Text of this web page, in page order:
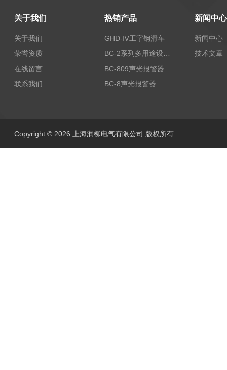
关于我们
关于我们
荣誉资质
在线留言
联系我们
热销产品
GHD-Ⅳ工字钢滑车
BC-809声光报警器
BC-8声光报警器
新闻中心
新闻中心
技术文章
Copyright © 2026 上海润柳电气有限公司 版权所有